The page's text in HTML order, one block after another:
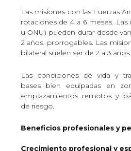
Las misiones con las Fuerzas
rotaciones de 4 a 6 meses. Las
u ONU) pueden durar desde
2 años, prorrogables. Las
bilateral suelen ser de 2 a 3 años.
Las condiciones de vida y
bases bien equipadas en
emplazamientos remotos y
de riesgo.
Beneficios profesionales y
Crecimiento profesional y